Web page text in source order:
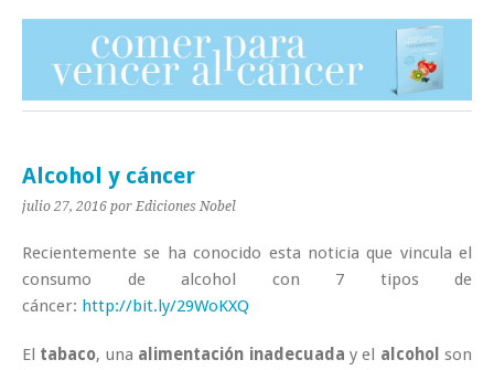
Alcohol y cáncer
julio 27, 2016 por Ediciones Nobel
Recientemente se ha conocido esta noticia que vincula el
consumo de alcohol con 7 tipos de
cáncer: http://bit.ly/29WoKXQ
El tabaco, una alimentación inadecuada y el alcohol son